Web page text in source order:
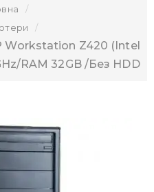
Workstation Z420 (Intel
RAM 32GB /без HDD